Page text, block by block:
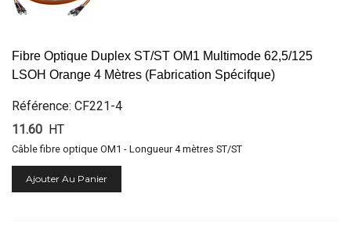
Fibre Optique Duplex ST/ST OM1 Multimode 62,5/125
LSOH Orange 4 Mètres (Fabrication Spécifque)
Référence: CF221-4
11.60 HT
Câble fibre optique OM1 - Longueur 4 mètres ST/ST
Ajouter Au Panier